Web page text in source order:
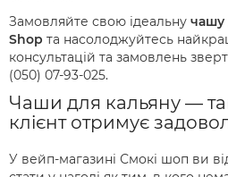
Замовляйте свою ідеальну чашу
Shop та насолоджуйтесь
консультацій та замовлень
(050) 07-93-025.
Чаши для кальяну —
клієнт отримує
У вейп-магазині Смокі шоп ви